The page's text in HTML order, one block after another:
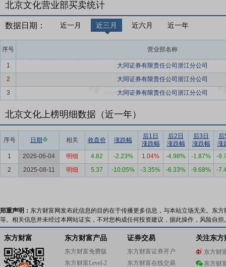
北京文化营业部买卖统计
数据日期： 近一月 近三月 近六月 近一年
序号 营业部名称
1
大同证券有限责任公司浙江分公司
2
大同证券有限责任公司浙江分公司
3
大同证券有限责任公司浙江分公司
北京文化上榜明细数据（近一年）
序号 日期 相关 收盘价 涨跌幅
后1日
涨跌幅
后2日
涨跌幅
后3日
涨跌幅
后
涨
1
2026-06-04 明细 4.82 -2.23% 1.04% -4.98% -1.87%
-
2
2025-08-11 明细 5.37 -10.05% -3.35% -6.33% -9.68% -
郑重声明： 东方财富网发布此信息的目的在于传播更多信息，与本站立场无关。东
等。相关信息并未经过本网站证实，不对您构成任何投资建议，据此操作，风险自担